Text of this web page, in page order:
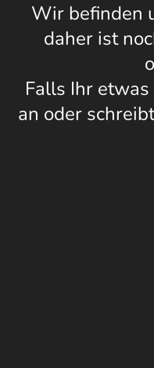
Wir befinden
daher ist
Falls Ihr
an oder